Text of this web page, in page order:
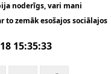
noderīgs, vari mani
to zemāk esošajos sociālajos
15:35:33